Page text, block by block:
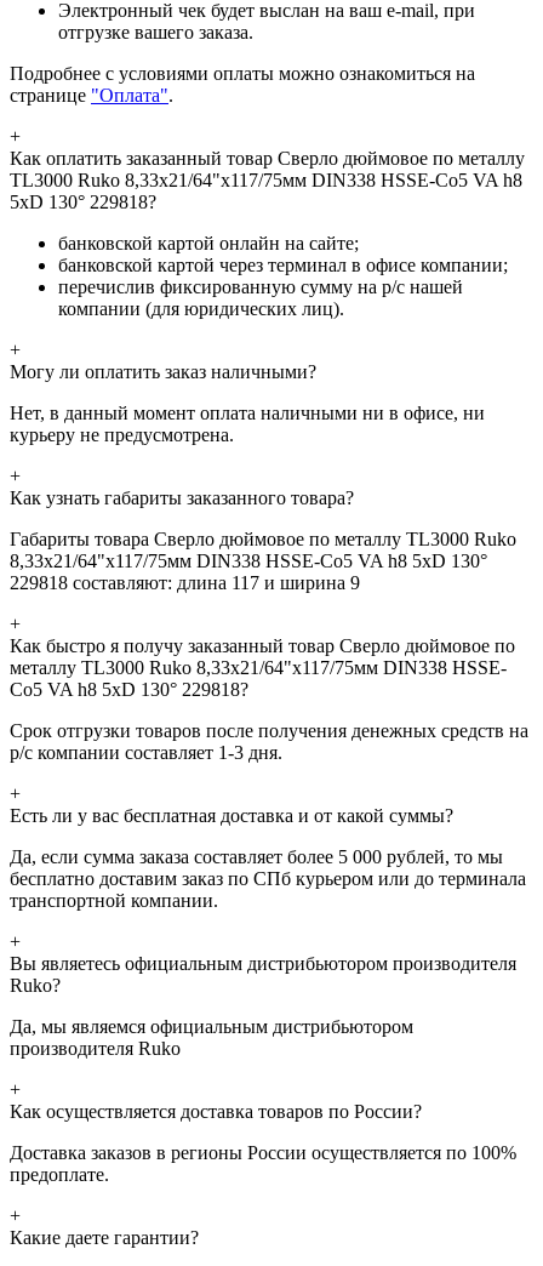
Электронный чек будет выслан на ваш e-mail, при
отгрузке вашего заказа.
Подробнее с условиями оплаты можно ознакомиться на
странице "Оплата".
+
Как оплатить заказанный товар Сверло дюймовое по металлу
TL3000 Ruko 8,33x21/64"x117/75мм DIN338 HSSE-Co5 VA h8
5xD 130° 229818?
банковской картой онлайн на сайте;
банковской картой через терминал в офисе компании;
перечислив фиксированную сумму на р/с нашей
компании (для юридических лиц).
+
Могу ли оплатить заказ наличными?
Нет, в данный момент оплата наличными ни в офисе, ни
курьеру не предусмотрена.
+
Как узнать габариты заказанного товара?
Габариты товара Сверло дюймовое по металлу TL3000 Ruko
8,33x21/64"x117/75мм DIN338 HSSE-Co5 VA h8 5xD 130°
229818 составляют: длина 117 и ширина 9
+
Как быстро я получу заказанный товар Сверло дюймовое по
металлу TL3000 Ruko 8,33x21/64"x117/75мм DIN338 HSSE-
Co5 VA h8 5xD 130° 229818?
Срок отгрузки товаров после получения денежных средств на
р/с компании составляет 1-3 дня.
+
Есть ли у вас бесплатная доставка и от какой суммы?
Да, если сумма заказа составляет более 5 000 рублей, то мы
бесплатно доставим заказ по СПб курьером или до терминала
транспортной компании.
+
Вы являетесь официальным дистрибьютором производителя
Ruko?
Да, мы являемся официальным дистрибьютором
производителя Ruko
+
Как осуществляется доставка товаров по России?
Доставка заказов в регионы России осуществляется по 100%
предоплате.
+
Какие даете гарантии?